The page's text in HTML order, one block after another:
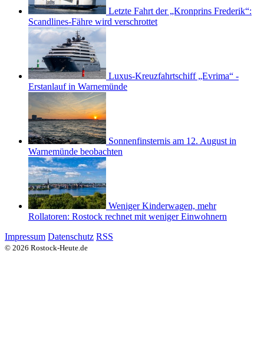
Letzte Fahrt der „Kronprins Frederik“:
Scandlines-Fähre wird verschrottet
Luxus-Kreuzfahrtschiff „Evrima“ -
Erstanlauf in Warnemünde
Sonnenfinsternis am 12. August in
Warnemünde beobachten
Weniger Kinderwagen, mehr
Rollatoren: Rostock rechnet mit weniger Einwohnern
Impressum Datenschutz RSS
© 2026 Rostock-Heute.de